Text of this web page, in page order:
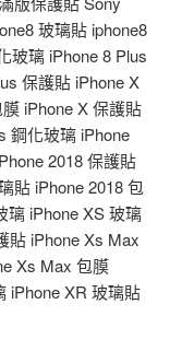
玻璃貼 iphone8
玻璃 iPhone 8 Plus
保護貼 iPhone X
iPhone X 保護貼
鋼化玻璃 iPhone
2018 保護貼
貼 iPhone 2018 包
璃 iPhone XS 玻璃
貼 iPhone Xs Max
Xs Max 包膜
iPhone XR 玻璃貼